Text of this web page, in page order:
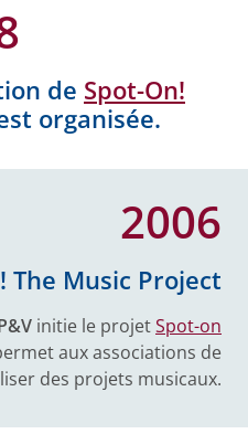
de Spot-On!
organisée.
2006
The Music Project
initie le projetSpot-on
aux associations de
des projets musicaux.